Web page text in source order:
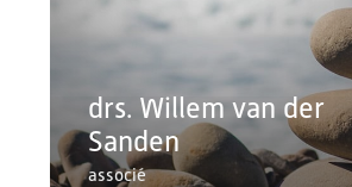
drs. Willem van der
Sanden
associé